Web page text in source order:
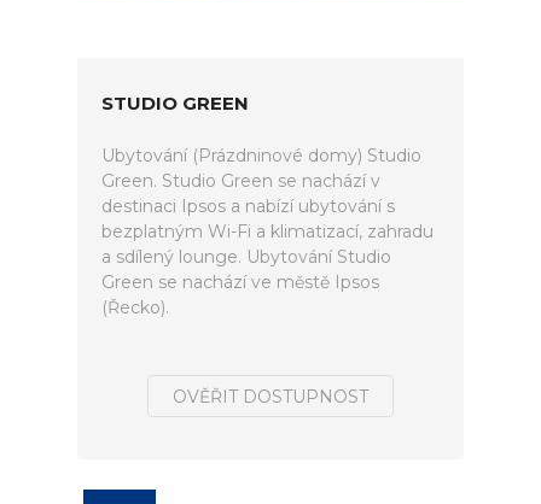
STUDIO GREEN
Ubytování (Prázdninové domy) Studio
Green. Studio Green se nachází v
destinaci Ipsos a nabízí ubytování s
bezplatným Wi-Fi a klimatizací, zahradu
a sdílený lounge. Ubytování Studio
Green se nachází ve městě Ipsos
(Řecko).
OVĚŘIT DOSTUPNOST